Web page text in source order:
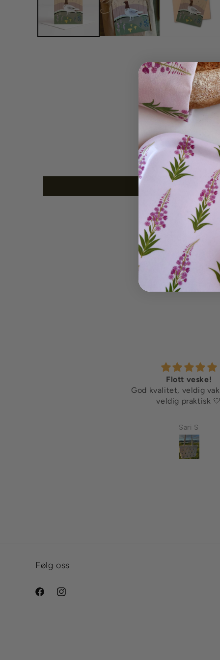
Flott veske!
God kvalitet, veldig
veldig praktisk 💛
Sari S
Følg oss
FacebookInstagram